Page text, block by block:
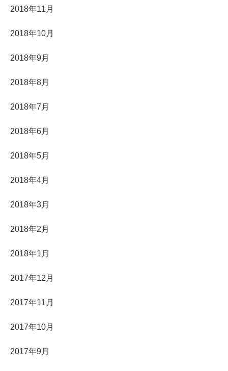
2018年11月
2018年10月
2018年9月
2018年8月
2018年7月
2018年6月
2018年5月
2018年4月
2018年3月
2018年2月
2018年1月
2017年12月
2017年11月
2017年10月
2017年9月